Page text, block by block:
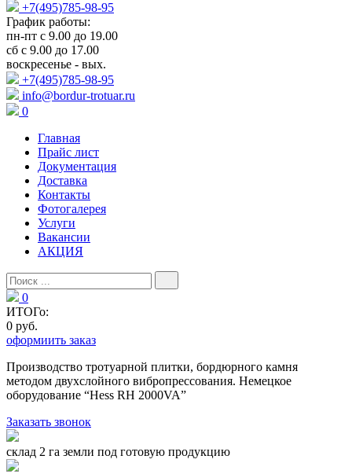
+7(495)785-98-95
График работы:
пн-пт с 9.00 до 19.00
сб с 9.00 до 17.00
воскресенье - вых.
+7(495)785-98-95
info@bordur-trotuar.ru
0
Главная
Прайс лист
Документация
Доставка
Контакты
Фотогалерея
Услуги
Вакансии
АКЦИЯ
0
ИТОГо:
0 руб.
оформиить заказ
Производство тротуарной плитки, бордюрного камня
методом двухслойного вибропресcования. Немецкое
оборудование “Hess RH 2000VA”
Заказать звонок
склад 2 га земли под готовую продукцию